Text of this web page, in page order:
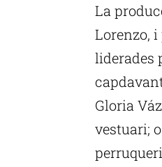
La
Lorenzo, i
liderades
Gloria
vestuari;